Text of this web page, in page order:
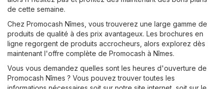
de cette semaine.
Chez Promocash Nîmes, vous trouverez une large gamme de
produits de qualité à des prix avantageux. Les brochures en
ligne regorgent de produits accrocheurs, alors explorez dès
maintenant l'offre complète de Promocash à Nîmes.
Vous vous demandez quelles sont les heures d'ouverture de
Promocash Nîmes ? Vous pouvez trouver toutes les